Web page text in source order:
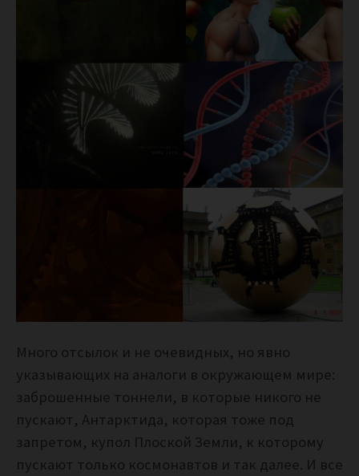
Много отсылок и не очевидных, но явно
указывающих на аналоги в окружающем мире:
заброшенные тоннели, в которые никого не
пускают, Антарктида, которая тоже под
запретом, купол Плоской Земли, к которому
пускают только космонавтов и так далее. И все